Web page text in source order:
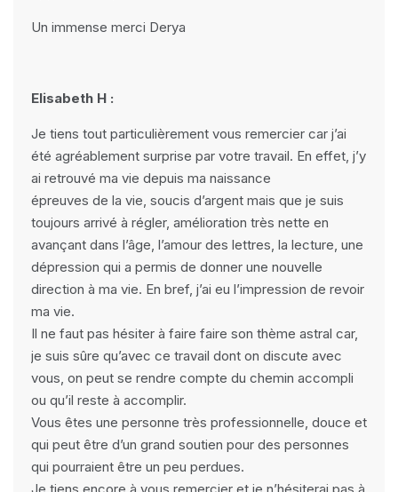
Un immense merci Derya
Elisabeth H :
Je tiens tout particulièrement vous remercier car j’ai
été agréablement surprise par votre travail. En effet, j’y
ai retrouvé ma vie depuis ma naissance
épreuves de la vie, soucis d’argent mais que je suis
toujours arrivé à régler, amélioration très nette en
avançant dans l’âge, l’amour des lettres, la lecture, une
dépression qui a permis de donner une nouvelle
direction à ma vie. En bref, j’ai eu l’impression de revoir
ma vie.
Il ne faut pas hésiter à faire faire son thème astral car,
je suis sûre qu’avec ce travail dont on discute avec
vous, on peut se rendre compte du chemin accompli
ou qu’il reste à accomplir.
Vous êtes une personne très professionnelle, douce et
qui peut être d’un grand soutien pour des personnes
qui pourraient être un peu perdues.